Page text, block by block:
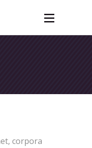
corpora